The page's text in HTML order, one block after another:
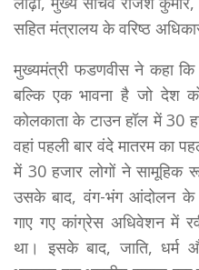
सहित मंत्रालय के वरिष्ठ
मुख्यमंत्री फडणवीस ने कहा
बल्कि एक भावना है जो देश
कोलकाता के टाउन हॉल में 30
वहां पहली बार वंदे मातरम का
में 30 हजार लोगों ने सामूहिक
उसके बाद, वंग-भंग आंदोलन के
गाए गए कांग्रेस अधिवेशन में
था। इसके बाद, जाति, धर्म